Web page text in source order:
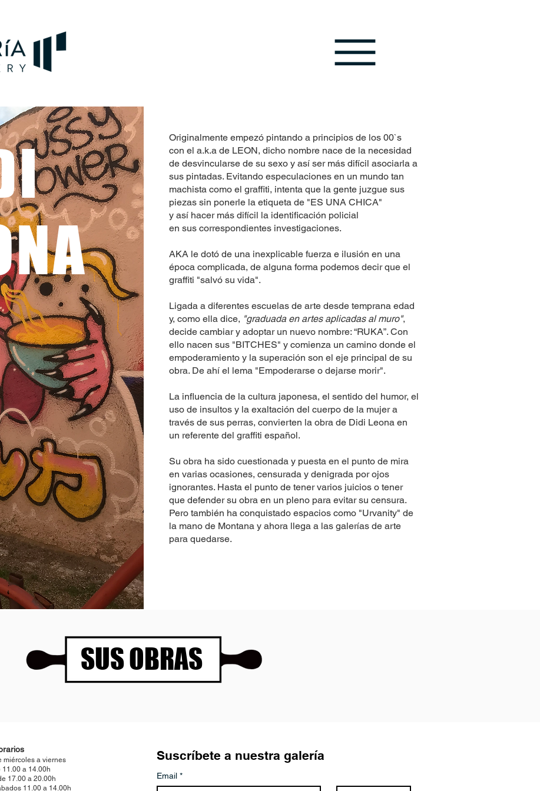
Originalmente empezó pintando a principios de los 00`s
con el a.k.a de LEON, dicho nombre nace de la necesidad
de desvincularse de su sexo y así ser más difícil asociarla a
sus pintadas. Evitando especulaciones en un mundo tan
machista como el graffiti, intenta que la gente juzgue sus
piezas sin ponerle la etiqueta de "ES UNA CHICA"
y así hacer más difícil la identificación policial
en sus correspondientes investigaciones.
AKA le dotó de una inexplicable fuerza e ilusión en una
época complicada, de alguna forma podemos decir que el
graffiti "salvó su vida".
Ligada a diferentes escuelas de arte desde temprana edad
y, como ella dice, "graduada en artes aplicadas al muro",
decide cambiar y adoptar un nuevo nombre: “RUKA”. Con
ello nacen sus "BITCHES" y comienza un camino donde el
empoderamiento y la superación son el eje principal de su
obra. De ahí el lema "Empoderarse o dejarse morir".
La influencia de la cultura japonesa, el sentido del humor, el
uso de insultos y la exaltación del cuerpo de la mujer a
través de sus perras, convierten la obra de Didi Leona en
un referente del graffiti español.
Su obra ha sido cuestionada y puesta en el punto de mira
en varias ocasiones, censurada y denigrada por ojos
ignorantes. Hasta el punto de tener varios juicios o tener
que defender su obra en un pleno para evitar su censura.
Pero también ha conquistado espacios como "Urvanity" de
la mano de Montana y ahora llega a las galerías de arte
para quedarse.
SUS OBRAS
miércoles a viernes
11.00 a 14.00h
17.00 a 20.00h
11.00 a 14.00h
Suscríbete a nuestra galería
Email *